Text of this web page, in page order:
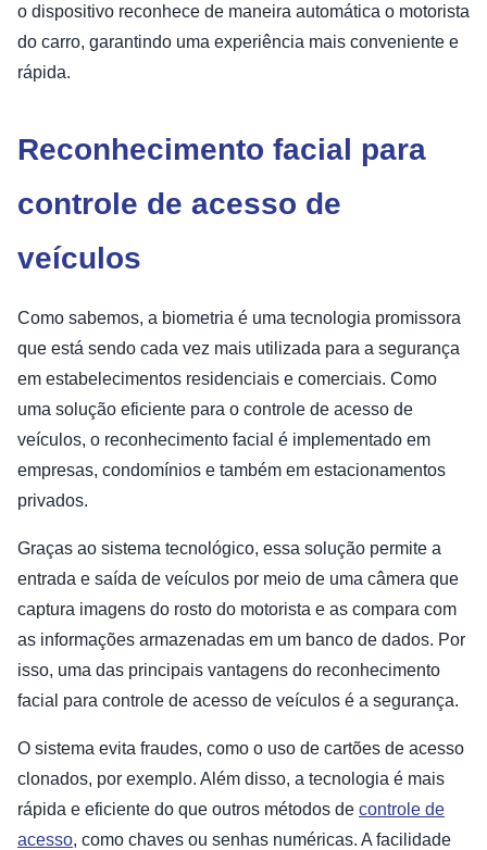
o dispositivo reconhece de maneira automática o motorista
do carro, garantindo uma experiência mais conveniente e
rápida.
Reconhecimento facial para
controle de acesso de
veículos
Como sabemos, a biometria é uma tecnologia promissora
que está sendo cada vez mais utilizada para a segurança
em estabelecimentos residenciais e comerciais. Como
uma solução eficiente para o controle de acesso de
veículos, o reconhecimento facial é implementado em
empresas, condomínios e também em estacionamentos
privados.
Graças ao sistema tecnológico, essa solução permite a
entrada e saída de veículos por meio de uma câmera que
captura imagens do rosto do motorista e as compara com
as informações armazenadas em um banco de dados. Por
isso, uma das principais vantagens do reconhecimento
facial para controle de acesso de veículos é a segurança.
O sistema evita fraudes, como o uso de cartões de acesso
clonados, por exemplo. Além disso, a tecnologia é mais
rápida e eficiente do que outros métodos de controle de
acesso, como chaves ou senhas numéricas. A facilidade